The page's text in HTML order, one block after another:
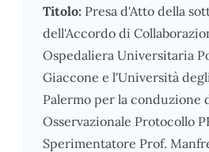
Titolo: Presa d'Atto della
dell'Accordo di
Ospedaliera Universitaria
Giaccone e l'Università
Palermo per la conduzione
Osservazionale Protocollo
Sperimentatore Prof.